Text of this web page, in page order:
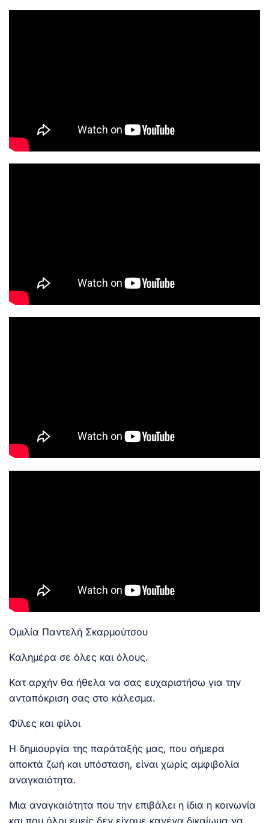
Ομιλία Παντελή Σκαρμούτσου
Καλημέρα σε όλες και όλους.
Κατ αρχήν θα ήθελα να σας ευχαριστήσω για την
ανταπόκριση σας στο κάλεσμα.
Φίλες και φίλοι
Η δημιουργία της παράταξής μας, που σήμερα
αποκτά ζωή και υπόσταση, είναι χωρίς αμφιβολία
αναγκαιότητα.
Μια αναγκαιότητα που την επιβάλει η ίδια η κοινωνία
και που όλοι εμείς δεν είχαμε κανένα δικαίωμα να